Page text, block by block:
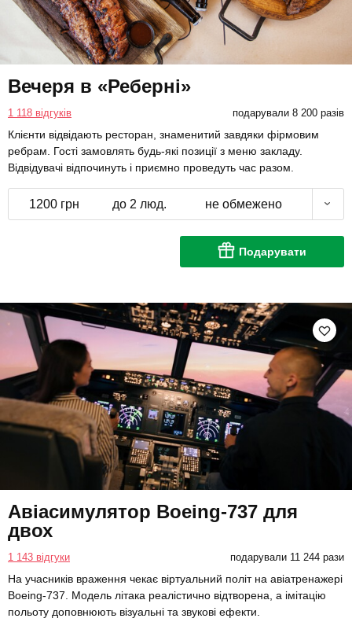
Вечеря в «Реберні»
1 118 відгуків подарували 8 200 разів
Клієнти відвідають ресторан, знаменитий завдяки фірмовим
ребрам. Гості замовлять будь-які позиції з меню закладу.
Відвідувачі відпочинуть і приємно проведуть час разом.
1200 грн до 2 люд. не обмежено
Подарувати
Авіасимулятор Boeing-737 для
двох
1 143 відгуки подарували 11 244 рази
На учасників враження чекає віртуальний політ на авіатренажері
Boeing-737. Модель літака реалістично відтворена, а імітацію
польоту доповнюють візуальні та звукові ефекти.